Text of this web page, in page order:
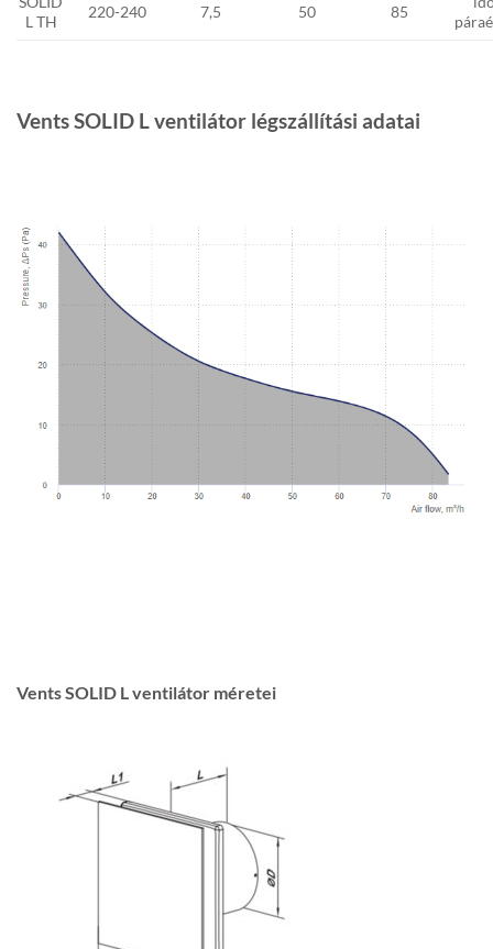
L TH
220-240 7,5 50 85
Vents SOLID L ventilátor légszállítási adatai
Vents SOLID L ventilátor méretei